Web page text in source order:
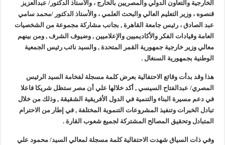
الخارجية والتعاون الدولي والمصريين بالخارج ،والأستاذ الدكتور/ عبدالعزيز
قنصوه ، وزير التعليم العالي والبحث العلمي ، والأستاذ الدكتور /محمد سامي
عبد الصادق ، رئيس جامعة القاهرة , بجانب مشاركة مجموعة من الشخصيات
العامة وقيادات الفكر والأكاديميين والإعلاميين , وضيوف الشرف , ومن بينهم
معالي وزير خارجية جمهورية القمر المتحدة , والسيد نائب رئيس الجمعية
الوطنية بجمهورية السنغال .
هذا وقد بدأت وقائع الاحتفالية بعرض كلمة مسجلة لفخامة السيد الرئيس
المصري/ عبدالفتاح السيسي , أكد خلالها علي أن مصر ستظل شريكا فاعلا
في دعم مسيرة البناء والتنمية في الدول الأفريقية الشقيقة , وذلك من خلال
تبادل الخبرات وتنفيذ المشروعات التنموية المختلفة , في إطار من الاحترام
المتبادل وتحقيق المصالح المشتركة لجميع شعوب القارة .
وفي ذات السياق شهدت الاحتفالية كلمة مسجلة لمعالي السيد/ محمود علي